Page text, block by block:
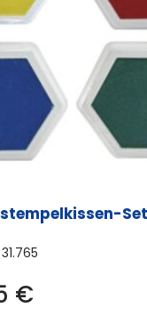
Set
31.765
€